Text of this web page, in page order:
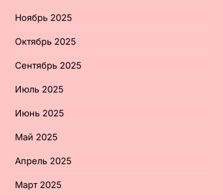
Ноябрь 2025
Октябрь 2025
Сентябрь 2025
Июль 2025
Июнь 2025
Май 2025
Апрель 2025
Март 2025